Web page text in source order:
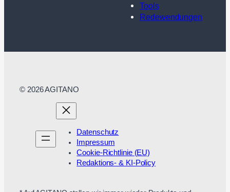
Tools
Redewendungen
© 2026 AGITANO
Datenschutz
Impressum
Cookie-Richtlinie (EU)
Redaktions- & KI-Policy